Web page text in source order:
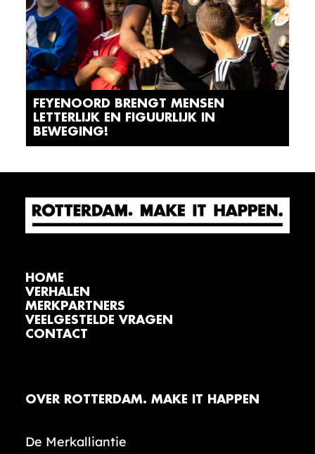
FEYENOORD BRENGT MENSEN
LETTERLIJK EN FIGUURLIJK IN
BEWEGING!
HOME
VERHALEN
MERKPARTNERS
VEELGESTELDE VRAGEN
CONTACT
OVER ROTTERDAM. MAKE IT HAPPEN
De Merkalliantie